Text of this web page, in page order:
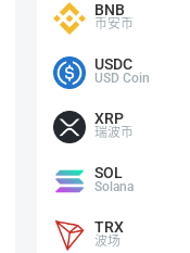
BNB
币安币
USDC
USD Coin
XRP
瑞波币
SOL
Solana
TRX
波场